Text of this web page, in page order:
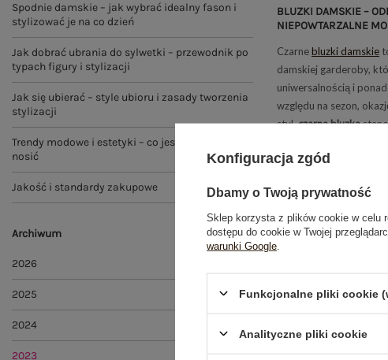
Spodnie damskie – jak wybrać idealny fason i
stylizować je na co dzień
Jak dobrać ubrania do sylwetki – przewodnik po
typach figury i stylizacji
Jak się ubierać – style ubioru i zasady tworzenia
stylizacji
Trendy modowe i estetyki – co jest modne i jak je
nosić
Jakość i standardy zakupowe
Archiwum
2026
2025
2024
2023
BLUZKI DAMSKIE –
NIEPOWTARZALNE
Czarnebluzki damskie
damskiej garderoby,
uniwersalnością i
względu na sezon,
styl,czarna bluzka
artykule zajmiemy się
fasonom, stylom i
komponują się z tą
wszechstronną częścią
Konfiguracja zgód
Dbamy o Twoją prywatność
Sklep korzysta z plików cookie w celu
dostępu do cookie w Twojej
warunki Google
Funkcjonalne pliki cookie
Analityczne pliki cookie